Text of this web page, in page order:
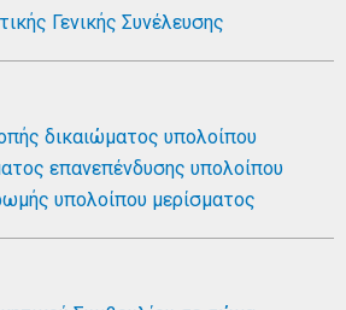
Γενικής Συνέλευσης
δικαιώματος υπολοίπου
επανεπένδυσης υπολοίπου
υπολοίπου μερίσματος